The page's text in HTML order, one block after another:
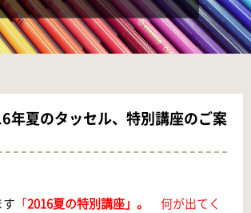
夏のタッセル、特別講座のご案
「2016夏の特別講座」。 何が出てく